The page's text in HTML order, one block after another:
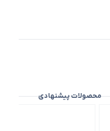
محصولات پیشنهادی